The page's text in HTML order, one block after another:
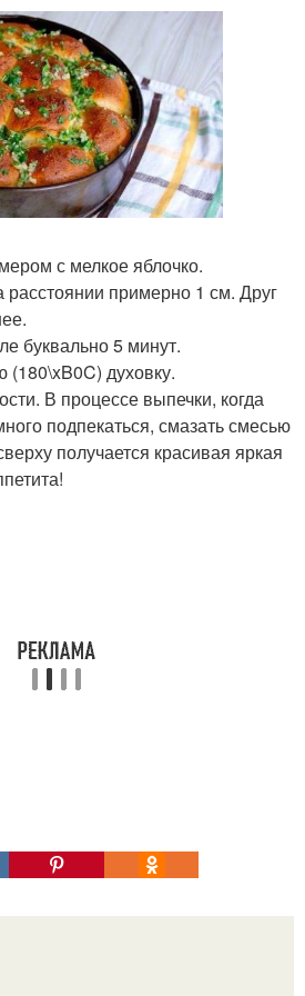
с мелкое яблочко.
примерно 1 см. Друг
буквально 5 минут.
(180\xB0C) духовку.
В процессе выпечки, когда
подпекаться, смазать смесью
получается красивая яркая